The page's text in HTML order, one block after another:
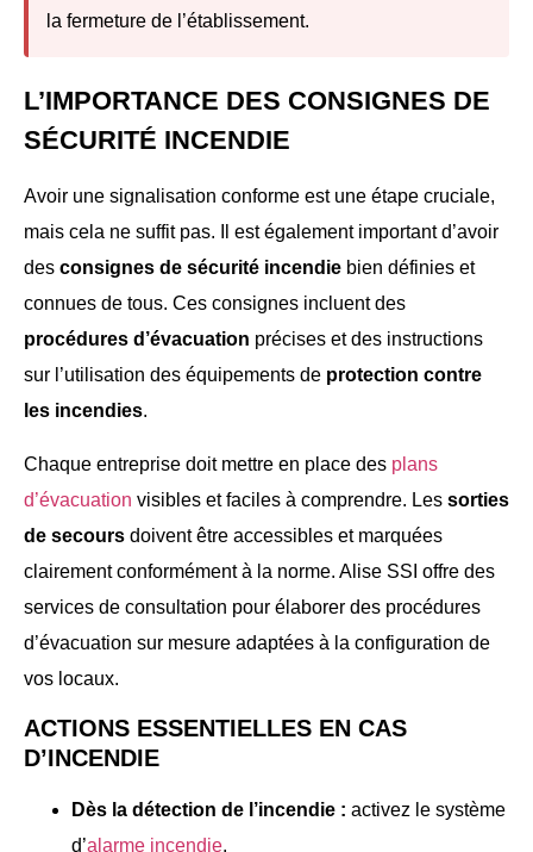
la fermeture de l’établissement.
L’IMPORTANCE DES CONSIGNES DE
SÉCURITÉ INCENDIE
Avoir une signalisation conforme est une étape cruciale,
mais cela ne suffit pas. Il est également important d’avoir
des consignes de sécurité incendie bien définies et
connues de tous. Ces consignes incluent des
procédures d’évacuation précises et des instructions
sur l’utilisation des équipements de protection contre
les incendies.
Chaque entreprise doit mettre en place des plans
d’évacuation visibles et faciles à comprendre. Les sorties
de secours doivent être accessibles et marquées
clairement conformément à la norme. Alise SSI offre des
services de consultation pour élaborer des procédures
d’évacuation sur mesure adaptées à la configuration de
vos locaux.
ACTIONS ESSENTIELLES EN CAS
D’INCENDIE
Dès la détection de l’incendie : activez le système
d’alarme incendie.